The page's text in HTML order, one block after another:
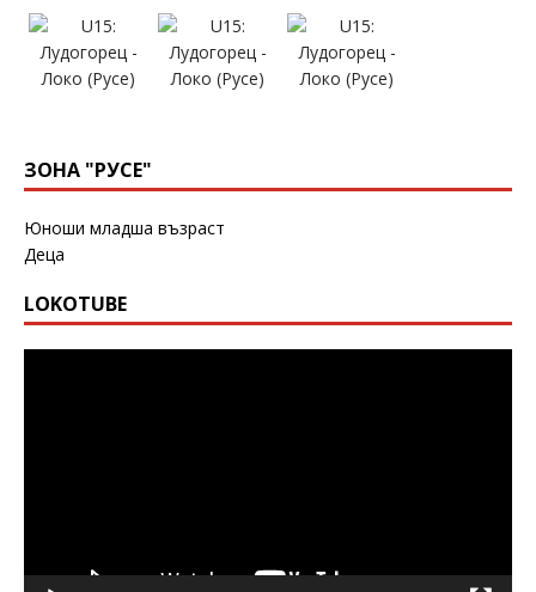
ЗОНА "РУСЕ"
Юноши младша възраст
Деца
LOKOTUBE